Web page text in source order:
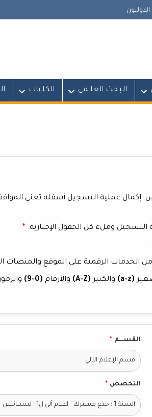
البـحث العلــمي الكلـيات
إكمال عملية التسجيل أسفله تعني
التسجيل وملء كل الحقول الإجبارية. *
الخدمات الرقمية على الموقع والمنصات
(a-z) والكبير (A-Z) والأرقام (0-9)
القســــم *
التخصص *